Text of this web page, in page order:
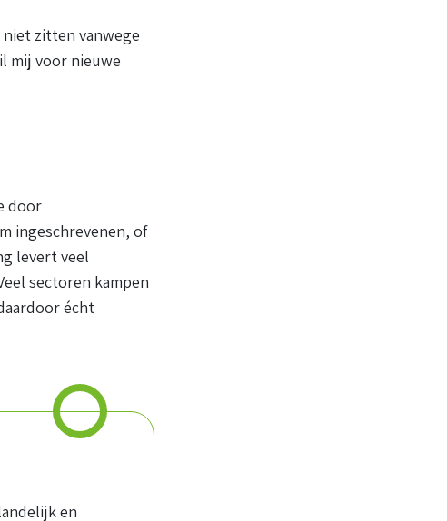
zitten vanwege
mij voor nieuwe
door
ingeschrevenen, of
levert veel
sectoren kampen
écht
en